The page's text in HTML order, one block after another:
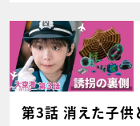
第3話 消えた子供